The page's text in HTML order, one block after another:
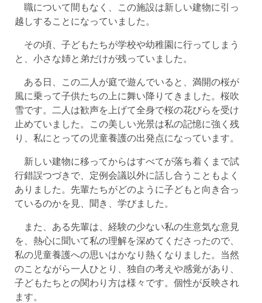
職について間もなく、この施設は新しい建物に引っ
越しすることになっていました。
その頃、子どもたちが学校や幼稚園に行ってしまう
と、小さな姉と弟だけが残っていました。
ある日、この二人が庭で遊んでいると、満開の桜が
風に乗って子供たちの上に舞い降りてきました。桜吹
雪です。二人は歓声を上げて全身で桜の花びらを受け
止めていました。この美しい光景は私の記憶に強く残
り、私にとっての児童養護の出発点になっています。
新しい建物に移ってからはすべてが落ち着くまで試
行錯誤つづきで、定例会議以外に話し合うこともよく
ありました。先輩たちがどのように子どもと向き合っ
ているのかを見、聞き、学びました。
また、ある先輩は、経験の少ない私の生意気な意見
を、熱心に聞いて私の理解を深めてくださったので、
私の児童養護への思いはかなり熱くなりました。当然
のことながら一人ひとり、独自の考えや感覚があり、
子どもたちとの関わり方は様々です。個性が反映され
ます。